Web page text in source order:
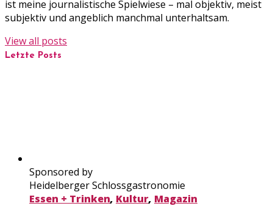
ist meine journalistische Spielwiese – mal objektiv, meist
subjektiv und angeblich manchmal unterhaltsam.
View all posts
Letzte Posts
Sponsored by
Heidelberger Schlossgastronomie
Essen + Trinken, Kultur, Magazin